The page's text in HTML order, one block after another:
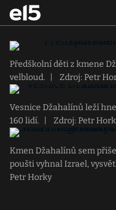
Předškolní děti z kmene
velbloud.
Zdroj: Petr
Vesnice Džahalínů leží
160 lidí.
Zdroj: Petr
Kmen Džahalínů sem
poušti vyhnal Izrael,
Petr Horky